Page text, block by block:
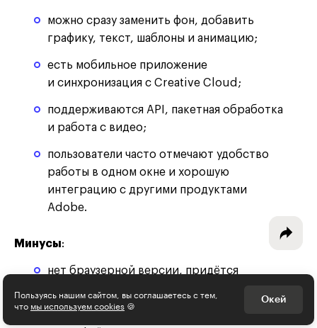
можно сразу заменить фон, добавить
графику, текст, шаблоны и анимацию;
есть мобильное приложение
и синхронизация с Creative Cloud;
поддерживаются API, пакетная обработка
и работа с видео;
пользователи часто отмечают удобство
работы в одном окне и хорошую
интеграцию с другими продуктами
Adobe.
Минусы:
нет браузерной версии, придётся
с мобильного устройства;
Пользуясь нашим сайтом, вы соглашаетесь с тем,
что мы используем cookies 🍪 Окей
Интересное - на почту!
Выберите тему рассылки
и получите 5 бесплатных курсов:
Дизайн
Программирование
Маркетинг